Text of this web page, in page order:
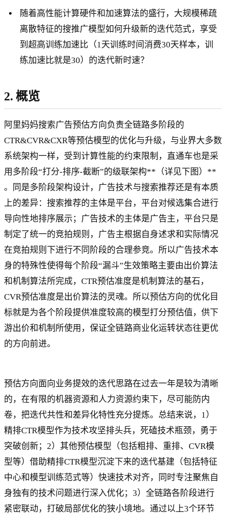
随着高性能计算硬件和加速算法的盛行，大规模稀疏
离散特征的搜推广模型如何升级新的迭代范式，享受
到超高训练加速比（1天训练时间消费30天样本，训
练加速比就是30）的迭代新时速？
2. 概览
阿里妈妈搜索广告预估方向负责全链路多阶段的
CTR&CVR&CXR等预估模型的优化与升级，与业界大多数
系统架构一样，受到计算性能的约束限制，直通车也是采
用多阶段“打分-排序-截断”的级联架构**（详见下图）**
。同是多阶段架构设计，广告技术与搜索推荐还是有本质
上的差异：搜索推荐的主体是平台，平台对候选集合进行
导向性地排序展示；广告技术的主体是广告主，平台只是
制定了统一的竞拍规则，广告主根据自身述求和实际情况
在竞拍规则下进行不同阶段的合理参竞。所以广告技术本
身的特殊性使得每个阶段“漏斗”生效策略主要由出价算法
和机制算法所完成，CTR预估准度是机制算法的基石，
CVR预估准度是出价算法的灵魂。所以预估方向的优化目
标就是为各个阶段提供准度较高的模型打分预估值，供下
游出价和机制所使用，保证全链路商业化运转状态往更优
的方向前进。
预估方向面向业务提效的迭代思路在过去一年是较为清晰
的，在有限的机器资源和人力资源约束下，尽可能防内
卷，把迭代共性和差异化特性充分提炼。总结来说，1）
精排CTR模型作为技术攻坚排头兵，死磕技术瓶颈，勇于
突破创新；2）其他预估模型（包括粗排、重排、CVR模
型等）借助精排CTR模型沉淀下来的迭代基建（包括特征
中心和模型训练范式等）快速技术对齐，同时专注聚焦自
身独有的技术问题进行深入优化；3）全链路各阶段进行
紧密联动，打破局部优化的狭小境地。通过以上3个环节